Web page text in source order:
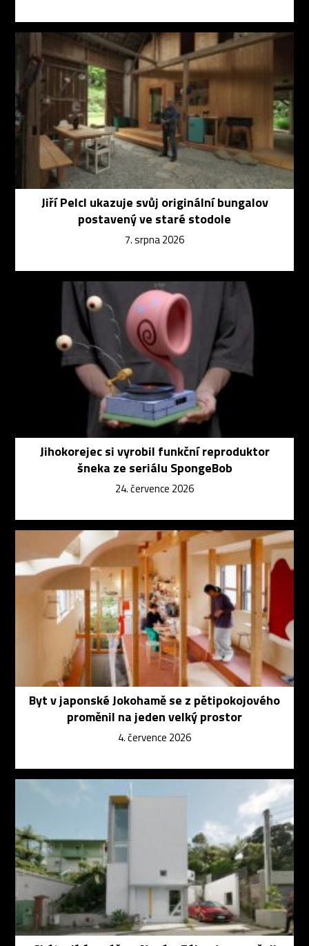
Jiří Pelcl ukazuje svůj originální bungalov
postavený ve staré stodole
7. srpna 2026
Jihokorejec si vyrobil funkční reproduktor
šneka ze seriálu SpongeBob
24. července 2026
Byt v japonské Jokohamě se z pětipokojového
proměnil na jeden velký prostor
4. července 2026